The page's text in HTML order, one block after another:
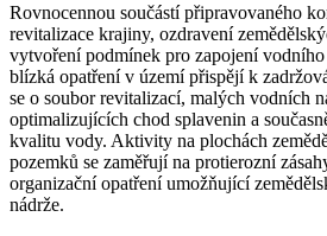
Rovnocennou součástí připravovaného
revitalizace krajiny, ozdravení
vytvoření podmínek pro zapojení
blízká opatření v území přispějí k
se o soubor revitalizací, malých vodních
optimalizujících chod splavenin a
kvalitu vody. Aktivity na plochách
pozemků se zaměřují na protierozní
organizační opatření umožňující
nádrže.